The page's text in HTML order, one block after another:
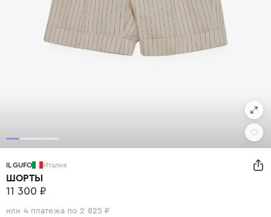
IL GUFO Италия
ШОРТЫ
11 300 ₽
или 4 платежа по 2 825 ₽